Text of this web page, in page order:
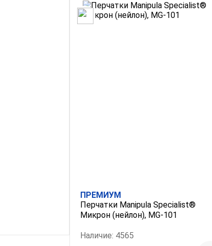
ПРЕМИУМ
Перчатки Manipula Specialist®
Микрон (нейлон), MG-101
Наличие: 4565